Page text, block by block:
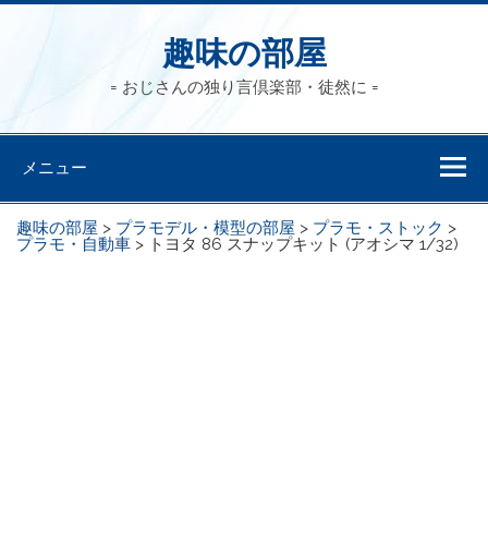
趣味の部屋
= おじさんの独り言倶楽部・徒然に =
メニュー
趣味の部屋 > プラモデル・模型の部屋 > プラモ・ストック >
プラモ・自動車 > トヨタ 86 スナップキット (アオシマ 1/32)